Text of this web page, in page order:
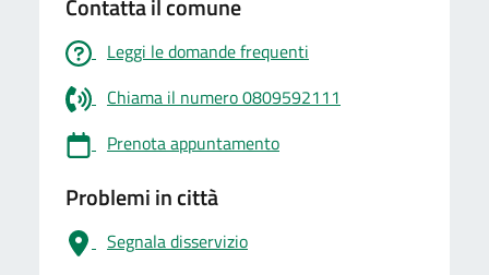
Contatta il comune
Leggi le domande frequenti
Chiama il numero 0809592111
Prenota appuntamento
Problemi in città
Segnala disservizio